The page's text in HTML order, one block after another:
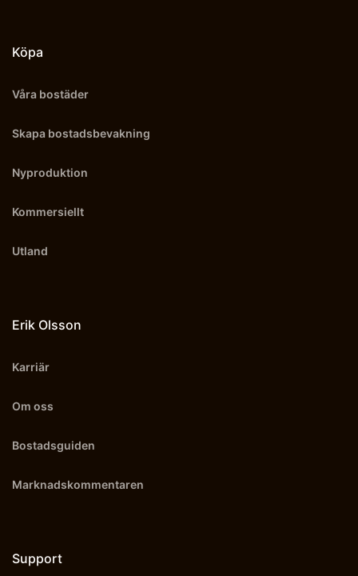
Köpa
Våra bostäder
Skapa bostadsbevakning
Nyproduktion
Kommersiellt
Utland
Erik Olsson
Karriär
Om oss
Bostadsguiden
Marknadskommentaren
Support